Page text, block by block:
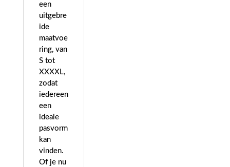
een
uitgebre
ide
maatvoe
ring, van
S tot
XXXXL,
zodat
iedereen
een
ideale
pasvorm
kan
vinden.
Of je nu